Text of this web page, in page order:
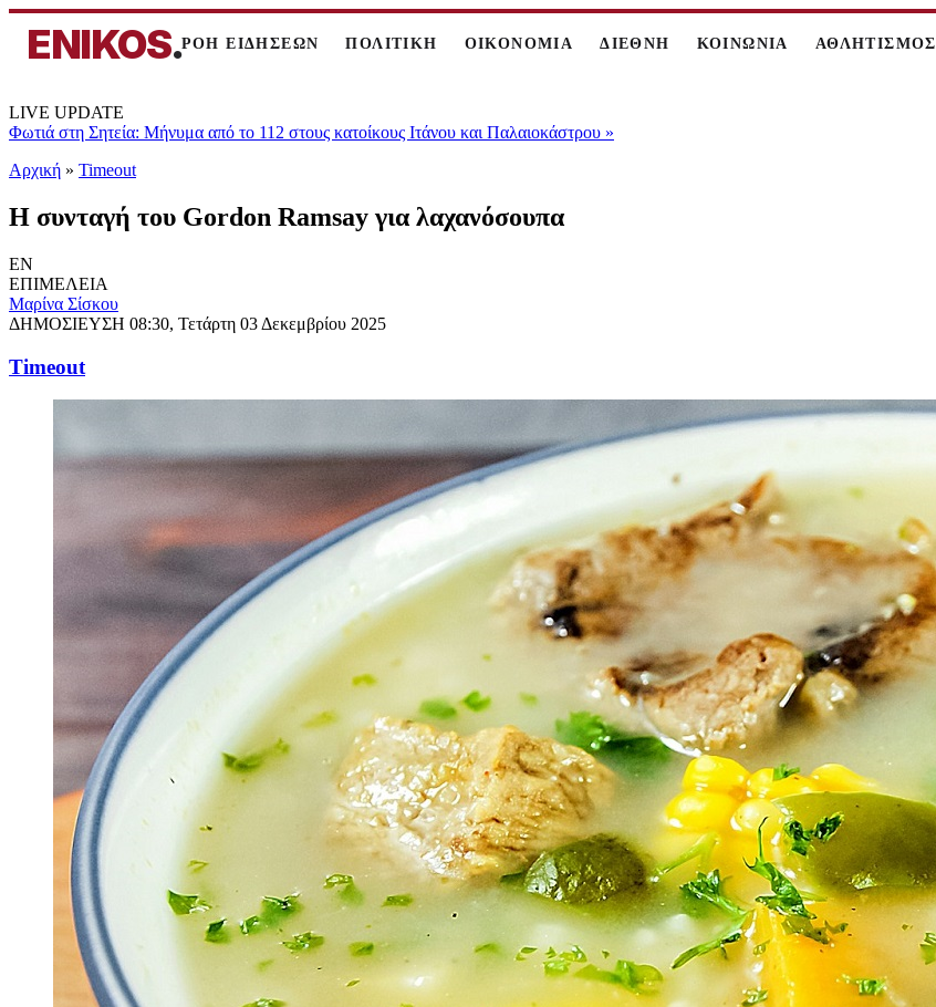
ENIKOS.ΡΟΗ ΕΙΔΗΣΕΩΝ ΠΟΛΙΤΙΚΗ ΟΙΚΟΝΟΜΙΑ ΔΙΕΘΝΗ ΚΟΙΝΩΝΙΑ ΑΘΛΗΤΙΣΜΟΣ
LIVE UPDATE
Φωτιά στη Σητεία: Μήνυμα από το 112 στους κατοίκους Ιτάνου και Παλαιοκάστρου »
Αρχική » Timeout
Η συνταγή του Gordon Ramsay για λαχανόσουπα
EN
ΕΠΙΜΕΛΕΙΑ
Μαρίνα Σίσκου
ΔΗΜΟΣΙΕΥΣΗ 08:30, Τετάρτη 03 Δεκεμβρίου 2025
Timeout